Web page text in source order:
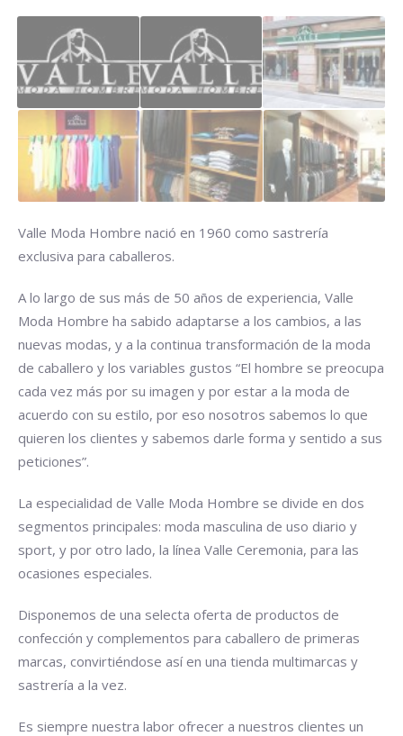
Valle Moda Hombre nació en 1960 como sastrería
exclusiva para caballeros.
A lo largo de sus más de 50 años de experiencia, Valle
Moda Hombre ha sabido adaptarse a los cambios, a las
nuevas modas, y a la continua transformación de la moda
de caballero y los variables gustos “El hombre se preocupa
cada vez más por su imagen y por estar a la moda de
acuerdo con su estilo, por eso nosotros sabemos lo que
quieren los clientes y sabemos darle forma y sentido a sus
peticiones”.
La especialidad de Valle Moda Hombre se divide en dos
segmentos principales: moda masculina de uso diario y
sport, y por otro lado, la línea Valle Ceremonia, para las
ocasiones especiales.
Disponemos de una selecta oferta de productos de
confección y complementos para caballero de primeras
marcas, convirtiéndose así en una tienda multimarcas y
sastrería a la vez.
Es siempre nuestra labor ofrecer a nuestros clientes un